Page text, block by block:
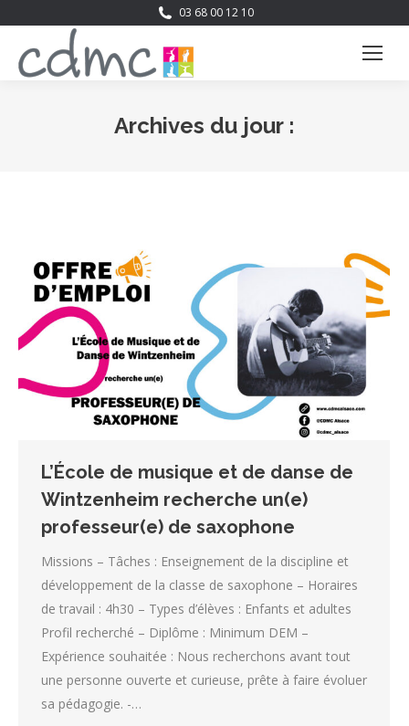
03 68 00 12 10
Archives du jour :
L’École de musique et de danse de
Wintzenheim recherche un(e)
professeur(e) de saxophone
Missions – Tâches : Enseignement de la discipline et
développement de la classe de saxophone – Horaires
de travail : 4h30 – Types d’élèves : Enfants et adultes
Profil recherché – Diplôme : Minimum DEM –
Expérience souhaitée : Nous recherchons avant tout
une personne ouverte et curieuse, prête à faire évoluer
sa pédagogie. -…